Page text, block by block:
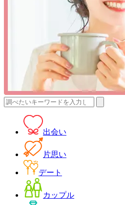
検
出会い
片思い
デート
カップル